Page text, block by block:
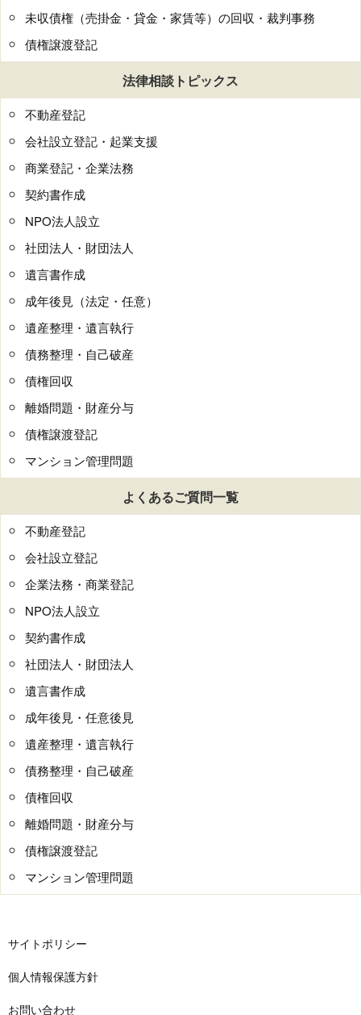
未収債権（売掛金・貸金・家賃等）の回収・裁判事務
債権譲渡登記
法律相談トピックス
不動産登記
会社設立登記・起業支援
商業登記・企業法務
契約書作成
NPO法人設立
社団法人・財団法人
遺言書作成
成年後見（法定・任意）
遺産整理・遺言執行
債務整理・自己破産
債権回収
離婚問題・財産分与
債権譲渡登記
マンション管理問題
よくあるご質問一覧
不動産登記
会社設立登記
企業法務・商業登記
NPO法人設立
契約書作成
社団法人・財団法人
遺言書作成
成年後見・任意後見
遺産整理・遺言執行
債務整理・自己破産
債権回収
離婚問題・財産分与
債権譲渡登記
マンション管理問題
サイトポリシー
個人情報保護方針
お問い合わせ